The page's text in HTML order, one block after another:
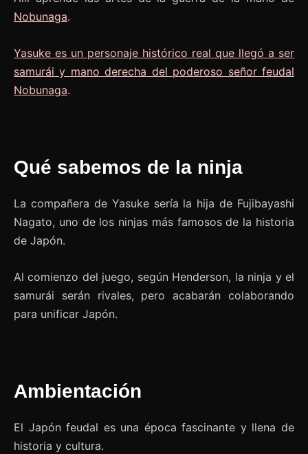
Nobunaga.
Yasuke es un personaje histórico real que llegó a ser
samurái y mano derecha del poderoso señor feudal
Nobunaga.
Qué sabemos de la ninja
La compañera de Yasuke sería la hija de Fujibayashi
Nagato, uno de los ninjas más famosos de la historia
de Japón.
Al comienzo del juego, según Henderson, la ninja y el
samurái serán rivales, pero acabarán colaborando
para unificar Japón.
Ambientación
El Japón feudal es una época fascinante y llena de
historia y cultura.